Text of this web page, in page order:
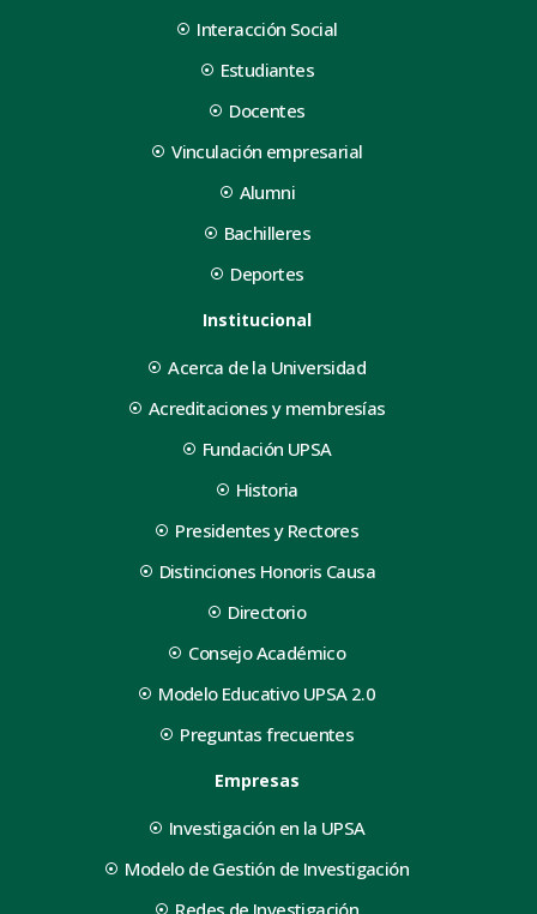
Interacción Social
Estudiantes
Docentes
Vinculación empresarial
Alumni
Bachilleres
Deportes
Institucional
Acerca de la Universidad
Acreditaciones y membresías
Fundación UPSA
Historia
Presidentes y Rectores
Distinciones Honoris Causa
Directorio
Consejo Académico
Modelo Educativo UPSA 2.0
Preguntas frecuentes
Empresas
Investigación en la UPSA
Modelo de Gestión de Investigación
Redes de Investigación